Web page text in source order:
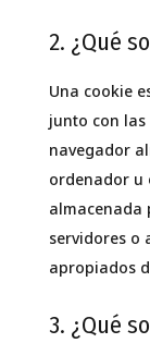
2. ¿Qué
Una cookie
junto con las
navegador
ordenador u
almacenada
servidores o
apropiados
3. ¿Qué